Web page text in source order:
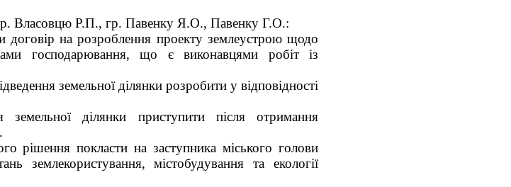
Власовцю Р.П., гр. Павенку Я.О., Павенку Г.О.:
договір на розроблення проекту землеустрою щодо
господарювання, що є виконавцями робіт із
земельної ділянки розробити у відповідності
земельної ділянки приступити після отримання
рішення покласти на заступника міського голови
землекористування, містобудування та екології